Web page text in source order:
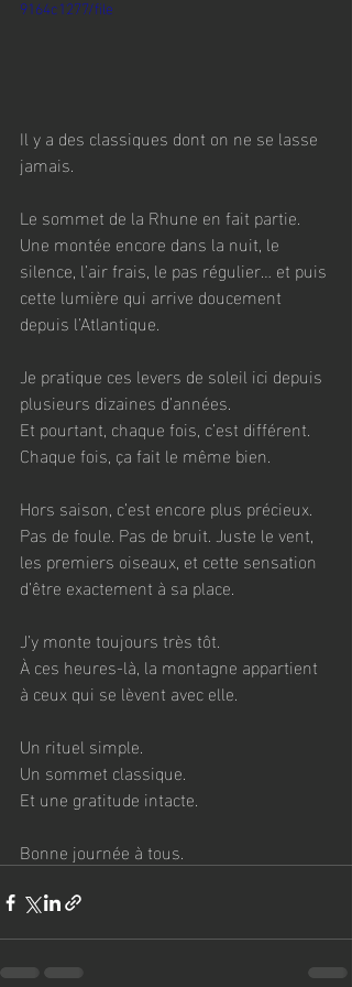
9164c1277/file
Il y a des classiques dont on ne se lasse
jamais.
Le sommet de la Rhune en fait partie.
Une montée encore dans la nuit, le
silence, l’air frais, le pas régulier… et puis
cette lumière qui arrive doucement
depuis l’Atlantique.
Je pratique ces levers de soleil ici depuis
plusieurs dizaines d’années.
Et pourtant, chaque fois, c’est différent.
Chaque fois, ça fait le même bien.
Hors saison, c’est encore plus précieux.
Pas de foule. Pas de bruit. Juste le vent,
les premiers oiseaux, et cette sensation
d’être exactement à sa place.
J’y monte toujours très tôt.
À ces heures-là, la montagne appartient
à ceux qui se lèvent avec elle.
Un rituel simple.
Un sommet classique.
Et une gratitude intacte.
Bonne journée à tous.